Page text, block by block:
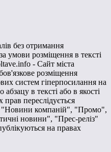
без отримання
умови розміщення в тексті
- Сайт міста
розміщення
систем гіперпосилання на
в тексті або в якості
переслідується
"Новини компаній", "Промо",
новини", "Прес-реліз"
на правах